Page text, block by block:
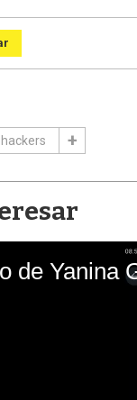
hackers